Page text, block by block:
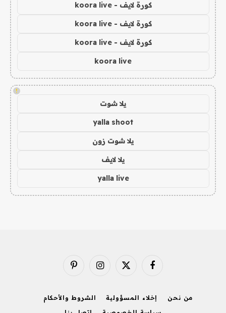
كورة لايف - koora live
كورة لايف - koora live
كورة لايف - koora live
koora live
!
يلا شوت
yalla shoot
يلا شوت زون
يلا لايف
yalla live
فيسبوك X
الانستغرامبينتيريست
من نحن إخلاء المسؤولية
الشروط والأحكام